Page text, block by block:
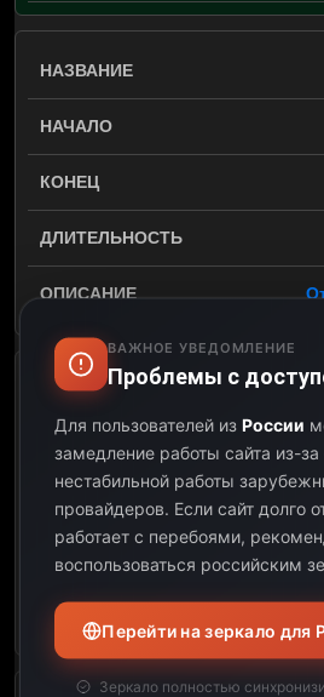
ВАЖНОЕ УВЕДОМЛЕНИЕ
Проблемы с
Для пользователей из России
замедление работы сайта из-за
нестабильной работы
провайдеров. Если сайт долго
работает с перебоями,
воспользоваться российским
Перейти на зеркало для
Зеркало полностью